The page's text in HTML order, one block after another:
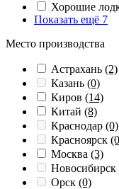
Хорошие
Показать ещё 7
Место производства
Астрахань (2)
Казань (0)
Киров (14)
Китай (8)
Краснодар (0)
Красноярск
Москва (3)
Новосибирск
Орск (0)